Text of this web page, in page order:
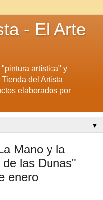
- El Arte
"pintura artística" y
del Artista
elaborados por
▼
Mano y la
las Dunas"
enero